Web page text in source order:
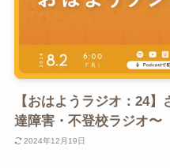
【おはようラジオ：24
達障害・不登校ラジオ〜
2024年12月19日